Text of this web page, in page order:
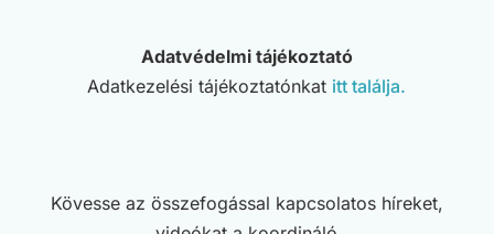
Adatvédelmi tájékoztató
Adatkezelési tájékoztatónkat itt találja.
Kövesse az összefogással kapcsolatos híreket,